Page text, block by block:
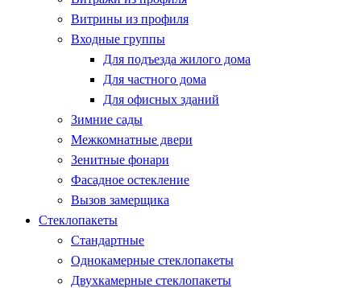
Витрины из профиля
Входные группы
Для подъезда жилого дома
Для частного дома
Для офисных зданий
Зимние сады
Межкомнатные двери
Зенитные фонари
Фасадное остекление
Вызов замерщика
Стеклопакеты
Стандартные
Однокамерные стеклопакеты
Двухкамерные стеклопакеты